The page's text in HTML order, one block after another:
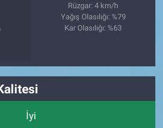
Rüzgar: 4 km/h
Yağış Olasılığı: %79
Kar Olasılığı: %63
İyi